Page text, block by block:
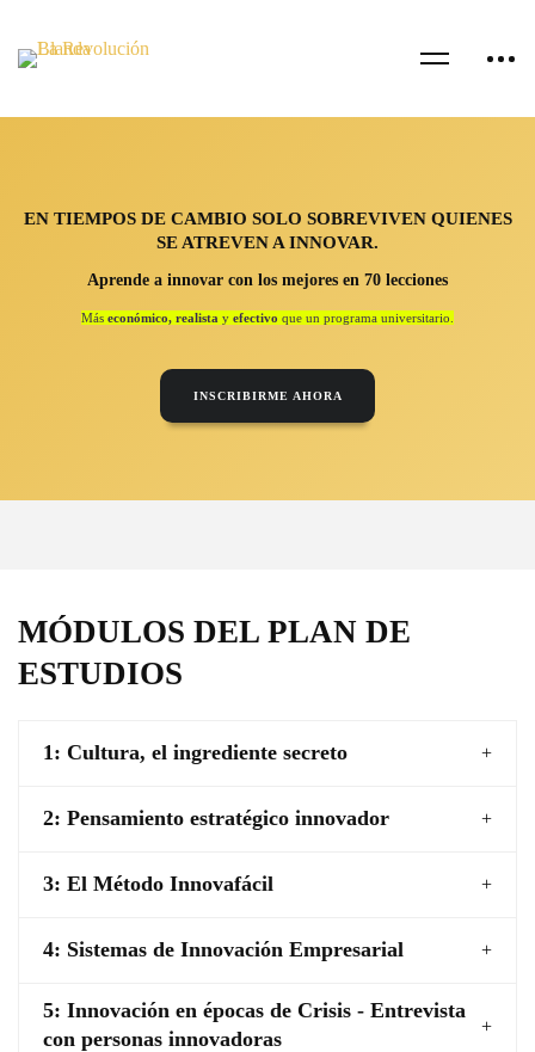
EN TIEMPOS DE CAMBIO SOLO SOBREVIVEN QUIENES
SE ATREVEN A INNOVAR.
Aprende a innovar con los mejores en 70 lecciones
Más económico, realista y efectivo que un programa universitario.
INSCRIBIRME AHORA
MÓDULOS DEL PLAN DE
ESTUDIOS
1: Cultura, el ingrediente secreto
2: Pensamiento estratégico innovador
3: El Método Innovafácil
4: Sistemas de Innovación Empresarial
5: Innovación en épocas de Crisis - Entrevista
con personas innovadoras